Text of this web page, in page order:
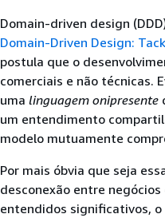
Domain-driven design
Domain-Driven Design:
postula que o
comerciais e não técnicas.
uma linguagem onipresente
um entendimento
modelo mutuamente
Por mais óbvia que seja
desconexão entre
entendidos significativos, o